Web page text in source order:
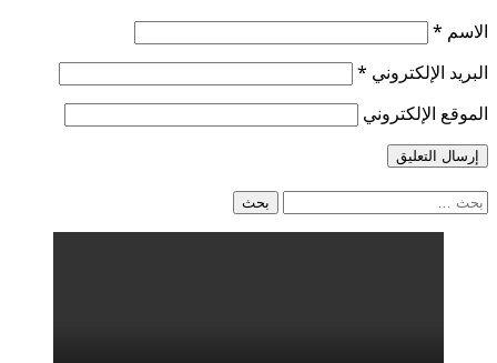
الاسم *
البريد الإلكتروني *
الموقع الإلكتروني
البحث
عن: